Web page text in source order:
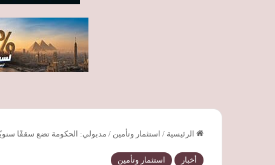
الرئيسية / استثمار وتأمين / مدبولي: الحكومة تضع سقفًا
أخبار استثمار وتأمين